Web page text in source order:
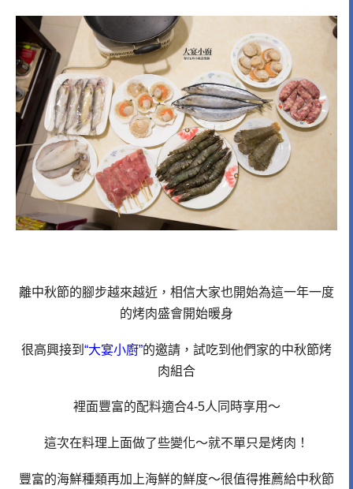
離中秋節的腳步越來越近，相信大家也開始為這一年一度
的烤肉盛會開始暖身
很高興接到 “大宴小廚”的邀請，試吃到他們家的中秋節烤
肉組合
裡面豐富的配料適合4-5人同時享用～
這次在料理上面做了些變化～就不單只是烤肉！
豐富的海鮮種類再加上海鮮的鮮度～很值得推薦給中秋節